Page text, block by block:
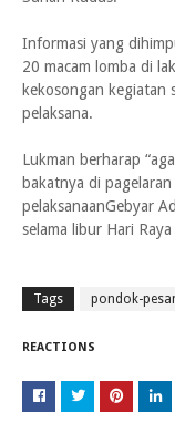
Informasi yang
20 macam lomba di
kekosongan kegiatan
pelaksana.
Lukman berharap
bakatnya di
pelaksanaanGebyar
selama libur Hari
Tags pondok-
REACTIONS